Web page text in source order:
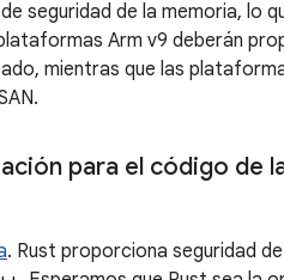
seguridad de la memoria, lo
Arm v9 deberán
mientras que las
para el código de
. Rust proporciona seguridad